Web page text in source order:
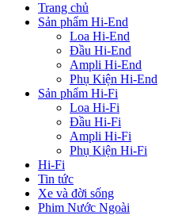
Trang chủ
Sản phẩm Hi-End
Loa Hi-End
Đầu Hi-End
Ampli Hi-End
Phụ Kiện Hi-End
Sản phẩm Hi-Fi
Loa Hi-Fi
Đầu Hi-Fi
Ampli Hi-Fi
Phụ Kiện Hi-Fi
Hi-Fi
Tin tức
Xe và đời sống
Phim Nước Ngoài